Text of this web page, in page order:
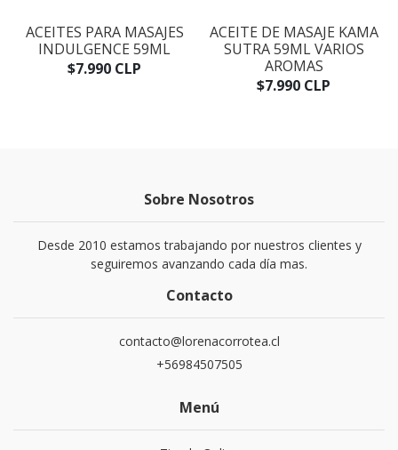
ACEITES PARA MASAJES
INDULGENCE 59ML
$7.990 CLP
ACEITE DE MASAJE KAMA
SUTRA 59ML VARIOS
AROMAS
$7.990 CLP
Sobre Nosotros
Desde 2010 estamos trabajando por nuestros clientes y
seguiremos avanzando cada día mas.
Contacto
contacto@lorenacorrotea.cl
+56984507505
Menú